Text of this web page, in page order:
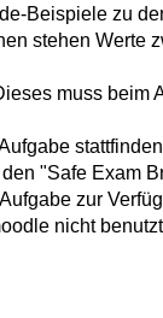
Beispiele zu
stehen Werte
muss beim
"Safe Exam
zur
nicht